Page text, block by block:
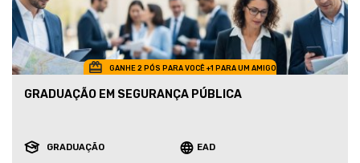
GANHE 2 PÓS PARA VOCÊ +1 PARA UM AMIGO
GRADUAÇÃO EM SEGURANÇA PÚBLICA
GRADUAÇÃO EAD